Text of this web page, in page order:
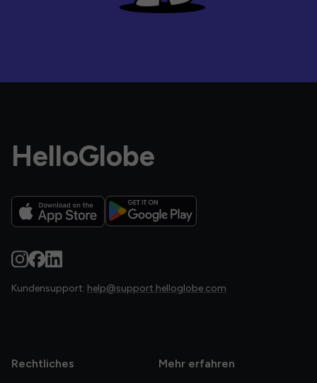
HelloGlobe
Kundensupport: help@support.helloglobe.com
Rechtliches Mehr erfahren